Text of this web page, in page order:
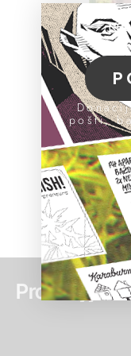
Pročitaj još:
pošti,